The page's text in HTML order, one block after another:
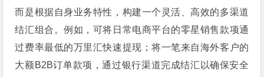
而是根据自身业务特性，构建一个灵活、高效的多渠道
结汇组合。例如，可将日常电商平台的零星销售款项通
过费率最低的万里汇快速提现；将一笔来自海外客户的
大额B2B订单款项，通过银行渠道完成结汇以确保安全